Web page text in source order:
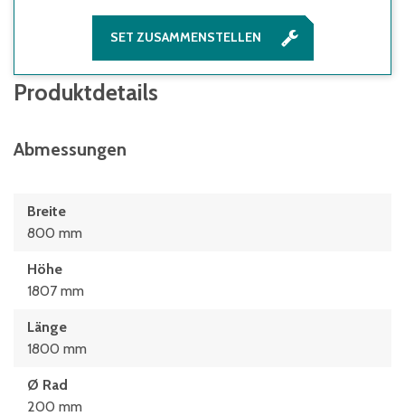
SET ZUSAMMENSTELLEN
Produktdetails
Abmessungen
Breite
800 mm
Höhe
1807 mm
Länge
1800 mm
Ø Rad
200 mm